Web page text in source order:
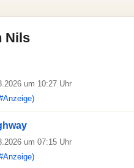
Nils
um 10:27 Uhr
um 07:15 Uhr